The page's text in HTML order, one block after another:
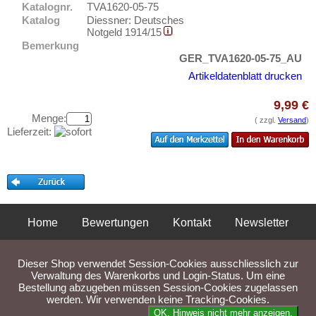
Emmerich
Ems, Bad
Erkelenz
Eschwege
Esslingen
Ettal
Testbanknoten
Banknotenbriefe
Kataloge
Ihre Bewertungen
Informationen
Preislisten
Ankauf
Gratisbanknoten
FAQ
Katalognr.
TVA1620-05-75
Katalog
Diessner: Deutsches
Notgeld 1914/15
Bemerkung
GER_TVA1620-05-75_AU
Artikeldatenblatt drucken
Menge:
Lieferzeit:
9,99 €
( zzgl. Versand)
Home Bewertungen Kontakt
Newsletter
Liefer- und Versandkosten
Dieser Shop verwendet Session-Cookies ausschliesslich zur
Verwaltung des Warenkorbs und Login-Status. Um eine
Bestellung abzugeben müssen Session-Cookies zugelassen
werden. Wir verwenden keine Tracking-Cookies.
OK. Hinweis nicht mehr anzeigen.